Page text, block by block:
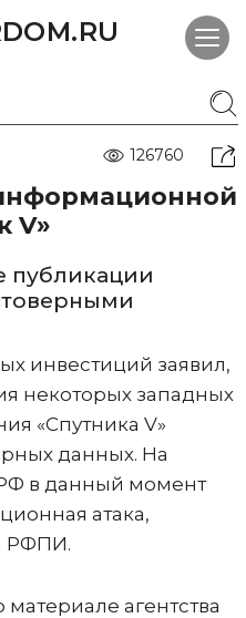
126760
V»
публикации
инвестиций заявил,
некоторых западных
«Спутника V»
данных. На
в данный момент
атака,
РФПИ.
материале агентства